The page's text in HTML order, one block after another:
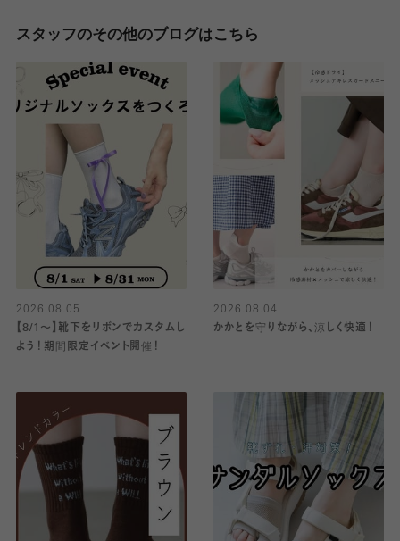
スタッフのその他のブログはこちら
2026.08.05
【8/1〜】靴下をリボンでカスタムし
よう！期間限定イベント開催！
2026.08.04
かかとを守りながら、涼しく快適！